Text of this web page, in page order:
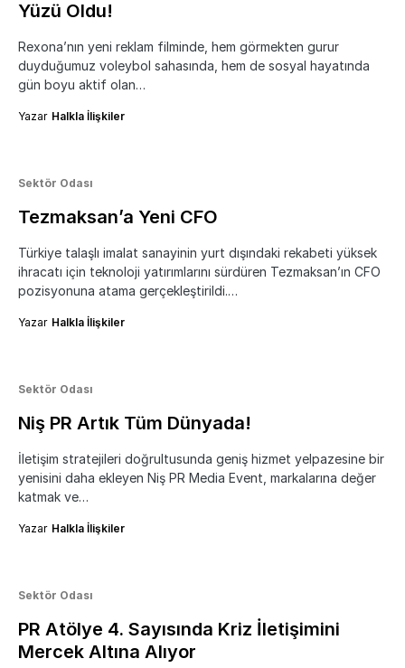
Yüzü Oldu!
Rexona’nın yeni reklam filminde, hem görmekten gurur
duyduğumuz voleybol sahasında, hem de sosyal hayatında
gün boyu aktif olan…
Yazar Halkla İlişkiler
Sektör Odası
Tezmaksan’a Yeni CFO
Türkiye talaşlı imalat sanayinin yurt dışındaki rekabeti yüksek
ihracatı için teknoloji yatırımlarını sürdüren Tezmaksan’ın CFO
pozisyonuna atama gerçekleştirildi.…
Yazar Halkla İlişkiler
Sektör Odası
Niş PR Artık Tüm Dünyada!
İletişim stratejileri doğrultusunda geniş hizmet yelpazesine bir
yenisini daha ekleyen Niş PR Media Event, markalarına değer
katmak ve…
Yazar Halkla İlişkiler
Sektör Odası
PR Atölye 4. Sayısında Kriz İletişimini
Mercek Altına Alıyor